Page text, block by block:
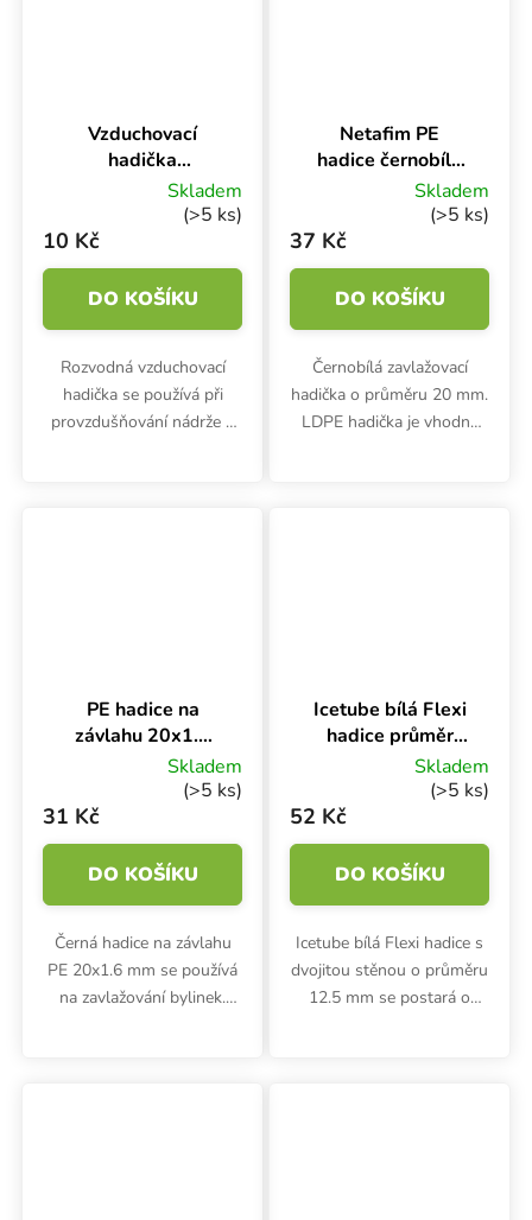
Vzduchovací
hadička
průhledná 4/6Skladem
(>5 ks)
10 Kč
DO KOŠÍKU
Rozvodná vzduchovací
hadička se používá při
provzdušňování nádrže s
Netafim PE
hadice černobílá
Ø 20 mm PN4 UV,
Skladem
(>5 ks)
37 Kč
DO KOŠÍKU
Černobílá zavlažovací
hadička o průměru 20 mm.
LDPE hadička je vhodná
PE hadice na
závlahu 20x1.6
mm, 1 mSkladem
(>5 ks)
31 Kč
DO KOŠÍKU
Černá hadice na závlahu
PE 20x1.6 mm se používá
na zavlažování bylinek.
Icetube bílá Flexi
hadice průměr
12.5 mm, 1 mSkladem
(>5 ks)
52 Kč
DO KOŠÍKU
Icetube bílá Flexi hadice s
dvojitou stěnou o průměru
12.5 mm se postará o